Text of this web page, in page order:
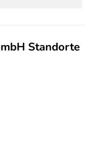
Standorte